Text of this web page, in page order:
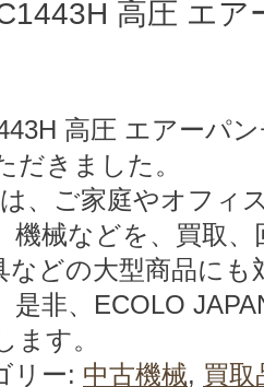
高圧 エ
高圧 エアーパ
だきました。
、ご家庭やオフィ
機械などを、買取
などの大型商品にも
是非、ECOLO
ます。
リー: 中古機械, 買取